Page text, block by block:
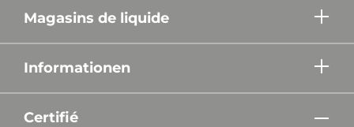
Magasins de liquide
Informationen
Certifié